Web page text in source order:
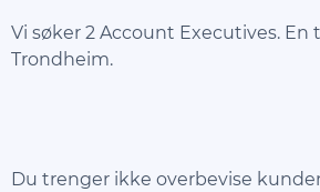
Vi søker 2 Account Executives. En
Trondheim.
Du trenger ikke overbevise